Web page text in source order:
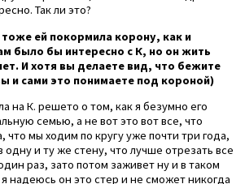
Так ли это?
ей покормила корону, как и
было бы интересно с К, но он жить
И хотя вы делаете вид, что бежите
и сами это понимаете под короной)
на К. решето о том, как я безумно его
семью, а не вот это вот все, что
мы ходим по кругу уже почти три года,
одну и ту же стену, что лучше отрезать все
раз, зато потом заживет ну и в таком
надеюсь он это стер и не сможет никогда